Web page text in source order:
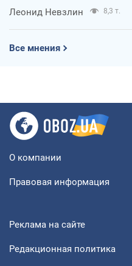
Леонид Невзлин 8,3 т.
Все мнения
О компании
Правовая информация
Реклама на сайте
Редакционная политика